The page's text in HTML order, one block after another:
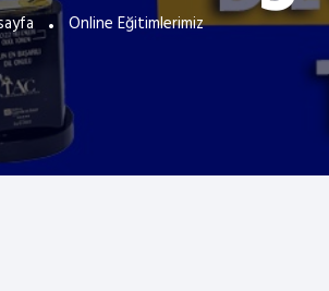
Online Eğitimlerimiz